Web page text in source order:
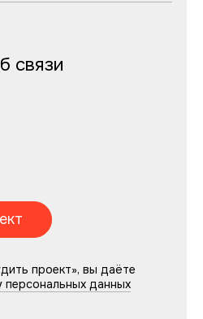
связи
проект», вы даёте
персональных данных